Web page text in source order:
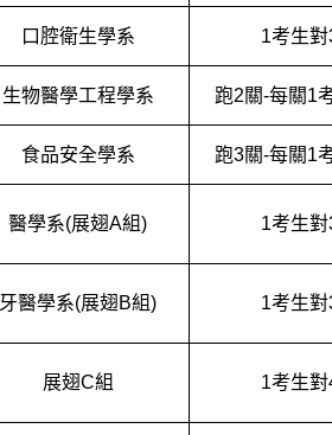
口腔衛生學系 1考生
生物醫學工程學系 跑2關-每關1
食品安全學系 跑3關-每關1
醫學系(展翅A組) 1考生
牙醫學系(展翅B組) 1考生
展翅C組 1考生